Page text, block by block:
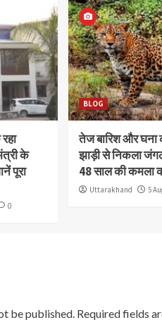
के
पूरा
0
BLOG
तेज बारिश और
झाड़ी से निकला
48 साल की कमला
Uttarakhand 5
be published. Required fields